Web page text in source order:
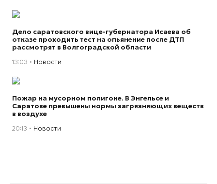
Дело саратовского вице-губернатора Исаева об
отказе проходить тест на опьянение после ДТП
рассмотрят в Волгоградской области
13:03 Новости
Пожар на мусорном полигоне. В Энгельсе и
Саратове превышены нормы загрязняющих веществ
в воздухе
20:13 Новости